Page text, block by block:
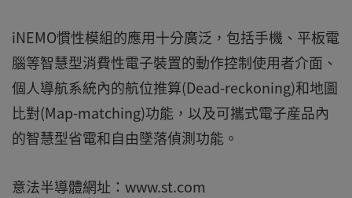
iNEMO慣性模組的應用十分廣泛，包括手機、平板電
腦等智慧型消費性電子裝置的動作控制使用者介面、
個人導航系統內的航位推算(Dead-reckoning)和地圖
比對(Map-matching)功能，以及可攜式電子産品內
的智慧型省電和自由墜落偵測功能。
意法半導體網址：www.st.com